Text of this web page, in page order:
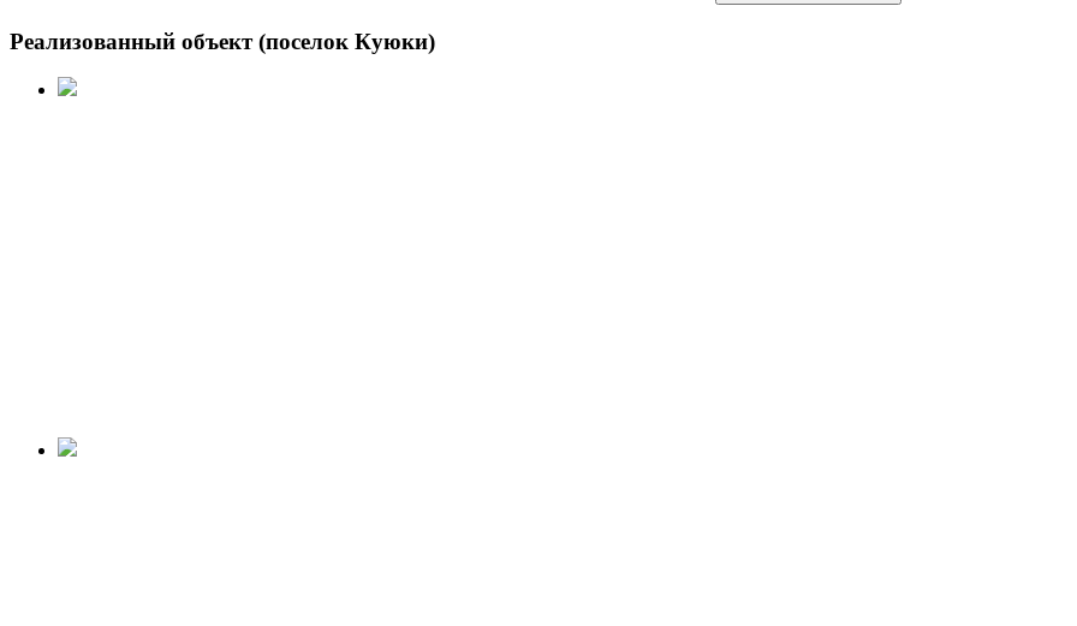
Реализованный объект (поселок Куюки)